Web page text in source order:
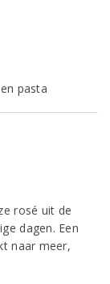
pasta
rosé uit de
dagen. Een
naar meer,